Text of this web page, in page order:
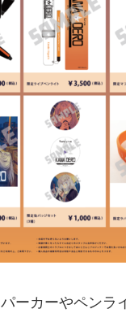
ーカーやペンラ